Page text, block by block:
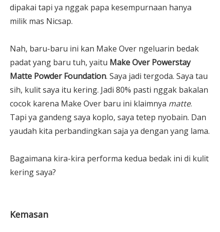
dipakai tapi ya nggak papa kesempurnaan hanya
milik mas Nicsap.
Nah, baru-baru ini kan Make Over ngeluarin bedak
padat yang baru tuh, yaitu Make Over Powerstay
Matte Powder Foundation. Saya jadi tergoda. Saya tau
sih, kulit saya itu kering. Jadi 80% pasti nggak bakalan
cocok karena Make Over baru ini klaimnya matte.
Tapi ya gandeng saya koplo, saya tetep nyobain. Dan
yaudah kita perbandingkan saja ya dengan yang lama.
Bagaimana kira-kira performa kedua bedak ini di kulit
kering saya?
Kemasan